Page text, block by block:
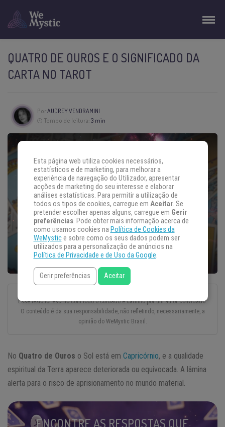
QUATRO DE OUROS E O SIGNIFICADO DA
CARTA NO TAROT
PorAUDREY VENDRAMINI
Tempo de leitura: 3 min
Esse texto foi escrito com todo o cuidado e carinho por um autor convidado.
O conteúdo é da sua responsabilidade, não refletindo, necessariamente, a
opinião do WeMystic Brasil.
No Quatro de Ouros o Sol está em Capricórnio, e a qualidade
espiritual da Terra aparece deteriorada ou equivocada. A lâmina
alerta para o risco de aprisionamento no mundo material.
ENCONTRE AS RESPOSTAS QUE
Esta página web utiliza cookies necessários,
estatísticos e de marketing, para melhorar a
experiência de navegação do Utilizador, apresentar
acções de marketing do seu interesse e elaborar
análises estatísticas. Para permitir a utilização de
todos os tipos de cookies, carregue em Aceitar. Se
pretender escolher apenas alguns, carregue em Gerir
preferências. Pode obter mais informação acerca de
como usamos cookies na Política de Cookies da
WeMystice sobre como os seus dados podem ser
utilizados para a personalização de anúncios na
Política de Privacidade e de Uso da Google.
Gerir preferências Aceitar